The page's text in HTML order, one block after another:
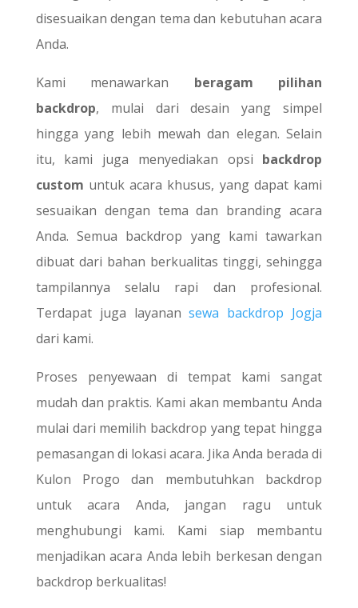
disesuaikan dengan tema dan kebutuhan acara
Anda.
Kami menawarkan beragam pilihan
backdrop, mulai dari desain yang simpel
hingga yang lebih mewah dan elegan. Selain
itu, kami juga menyediakan opsi backdrop
custom untuk acara khusus, yang dapat kami
sesuaikan dengan tema dan branding acara
Anda. Semua backdrop yang kami tawarkan
dibuat dari bahan berkualitas tinggi, sehingga
tampilannya selalu rapi dan profesional.
Terdapat juga layanansewa backdrop Jogja
dari kami.
Proses penyewaan di tempat kami sangat
mudah dan praktis. Kami akan membantu Anda
mulai dari memilih backdrop yang tepat hingga
pemasangan di lokasi acara. Jika Anda berada di
Kulon Progo dan membutuhkan backdrop
untuk acara Anda, jangan ragu untuk
menghubungi kami. Kami siap membantu
menjadikan acara Anda lebih berkesan dengan
backdrop berkualitas!